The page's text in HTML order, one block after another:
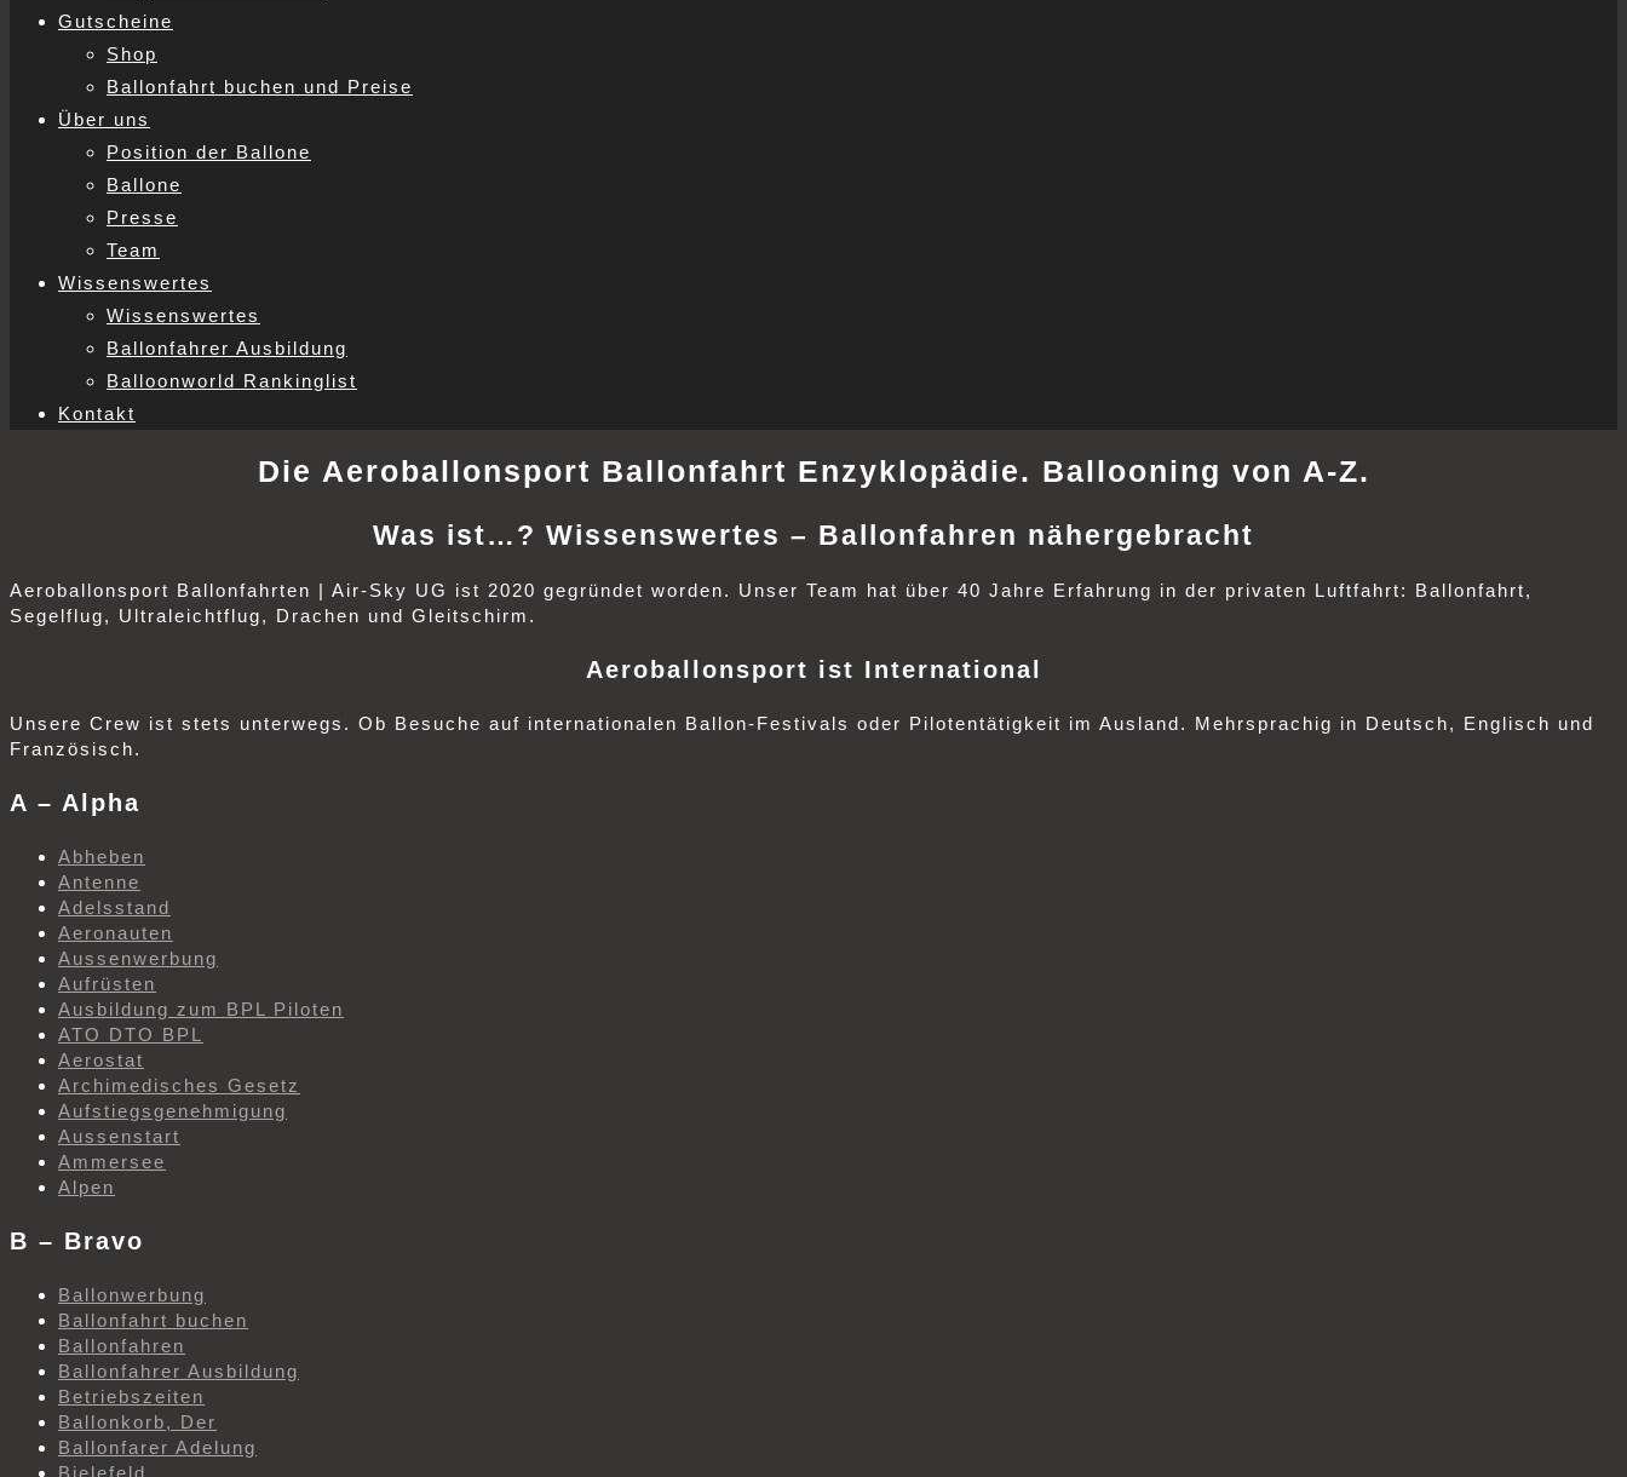
Gutscheine
Shop
Ballonfahrt buchen und Preise
Über uns
Position der Ballone
Ballone
Presse
Team
Wissenswertes
Wissenswertes
Ballonfahrer Ausbildung
Balloonworld Rankinglist
Kontakt
Die Aeroballonsport Ballonfahrt Enzyklopädie. Ballooning von A-Z.
Was ist…? Wissenswertes – Ballonfahren nähergebracht
Aeroballonsport Ballonfahrten | Air-Sky UG ist 2020 gegründet worden. Unser Team hat über 40 Jahre Erfahrung in der privaten Luftfahrt: Ballonfahrt,
Segelflug, Ultraleichtflug, Drachen und Gleitschirm.
Aeroballonsport ist International
Unsere Crew ist stets unterwegs. Ob Besuche auf internationalen Ballon-Festivals oder Pilotentätigkeit im Ausland. Mehrsprachig in Deutsch, Englisch und
Französisch.
A – Alpha
Abheben
Antenne
Adelsstand
Aeronauten
Aussenwerbung
Aufrüsten
Ausbildung zum BPL Piloten
ATO DTO BPL
Aerostat
Archimedisches Gesetz
Aufstiegsgenehmigung
Aussenstart
Ammersee
Alpen
B – Bravo
Ballonwerbung
Ballonfahrt buchen
Ballonfahren
Ballonfahrer Ausbildung
Betriebszeiten
Ballonkorb, Der
Ballonfarer Adelung
Bielefeld